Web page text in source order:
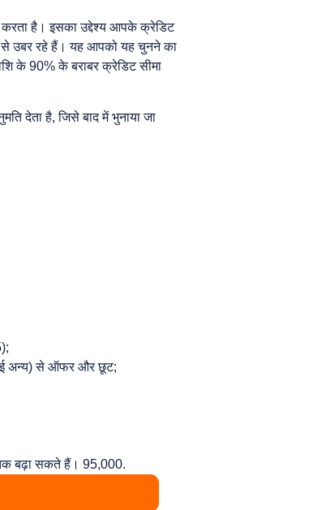
करता है। इसका उद्देश्य आपके क्रेडिट
से उबर रहे हैं। यह आपको यह चुनने का
के 90% के बराबर क्रेडिट सीमा
देता है, जिसे बाद में भुनाया जा
कई अन्य) से ऑफर और छूट;
बढ़ा सकते हैं। 95,000.